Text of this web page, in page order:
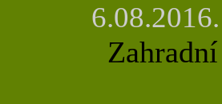
6.08.2016.